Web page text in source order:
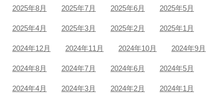
2025年8月 2025年7月 2025年6月 2025年5月
2025年4月 2025年3月 2025年2月 2025年1月
2024年12月 2024年11月 2024年10月 2024年9月
2024年8月 2024年7月 2024年6月 2024年5月
2024年4月 2024年3月 2024年2月 2024年1月